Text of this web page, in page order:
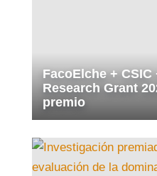
FacoElche +
Research Grant
premio